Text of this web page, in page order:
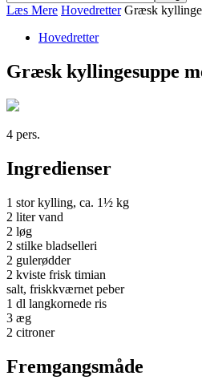
Læs Mere Hovedretter Græsk
Hovedretter
Græsk kyllingesuppe
4 pers.
Ingredienser
1 stor kylling, ca. 1½ kg
2 liter vand
2 løg
2 stilke bladselleri
2 gulerødder
2 kviste frisk timian
salt, friskkværnet peber
1 dl langkornede ris
3 æg
2 citroner
Fremgangsmåde